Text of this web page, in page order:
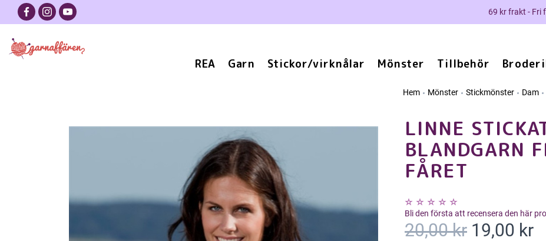
69 kr frakt - Fri
REA Garn Stickor/virknålar Mönster Tillbehör
Hem Mönster Stickmönster Dam
LINNE
BLANDGARN
FÅRET
Bli den första att recensera den här
20,00 kr 19,00 kr